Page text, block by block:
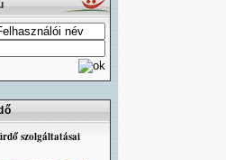
szolgáltatásai